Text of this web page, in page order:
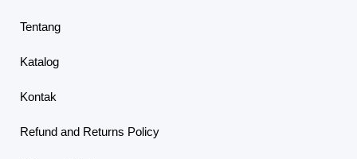
Tentang
Katalog
Kontak
Refund and Returns Policy